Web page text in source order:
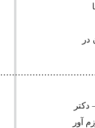
در
دکتر
آور